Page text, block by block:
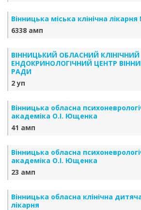
Вінницька міська клінічна
6338 амп
ВІННИЦЬКИЙ ОБЛАСНИЙ КЛІНІЧНИЙ
ЕНДОКРИНОЛОГІЧНИЙ ЦЕНТР
РАДИ
2 уп
Вінницька обласна
академіка О.І. Ющенка
41 амп
Вінницька обласна
академіка О.І. Ющенка
23 амп
Вінницька обласна клінічна
лікарня